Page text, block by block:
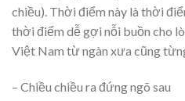
chiều). Thời điểm này là thời
thời điểm dễ gợi nỗi buồn cho
Việt Nam từ ngàn xưa cũng
– Chiều chiều ra đứng ngõ sau